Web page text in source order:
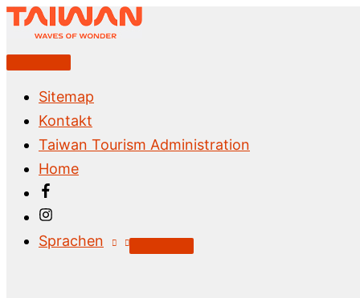
Zum
Inhalt
springenAbove
Sitemap
Kontakt
Taiwan Tourism Administration
Home
Sprachen